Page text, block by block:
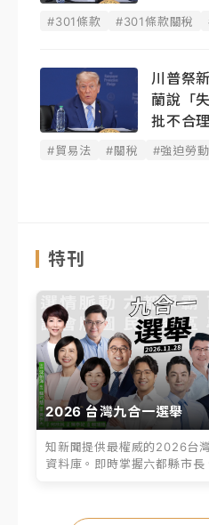
#301條款 #301條款關稅
川普祭
蘭說「
批不合理
#貿易法 #關稅 #強迫勞動
特刊
2026 台灣九合一選舉
知新聞提供最權威的2026台
資料庫。即時掌握六都縣市長